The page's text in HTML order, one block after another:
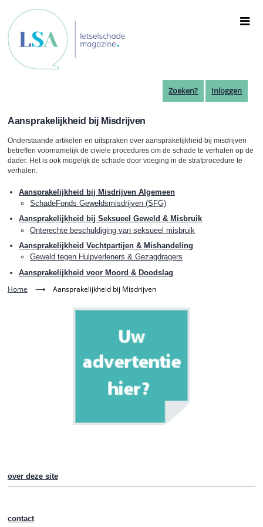
naar
de
inhoud
gaan
Zoeken? Inloggen
Aansprakelijkheid bij Misdrijven
Onderstaande artikelen en uitspraken over aansprakelijkheid bij misdrijven
betreffen voornamelijk de civiele procedures om de schade te verhalen op de
dader. Het is ook mogelijk de schade door voeging in de strafprocedure te
verhalen.
Aansprakelijkheid bij Misdrijven Algemeen
SchadeFonds Geweldsmisdrijven (SFG)
Aansprakelijkheid bij Seksueel Geweld & Misbruik
Onterechte beschuldiging van seksueel misbruik
Aansprakelijkheid Vechtpartijen & Mishandeling
Geweld tegen Hulpverleners & Gezagdragers
Aansprakelijkheid voor Moord & Doodslag
Home ⟶ Aansprakelijkheid bij Misdrijven
over deze site
contact